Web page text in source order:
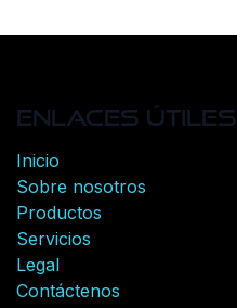
Enlaces útiles
Inicio
Sobre nosotros
Productos
Servicios
Legal
Contáctenos